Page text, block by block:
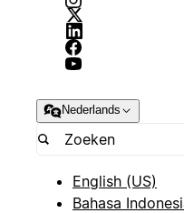
Nederlands
English (US)
Bahasa